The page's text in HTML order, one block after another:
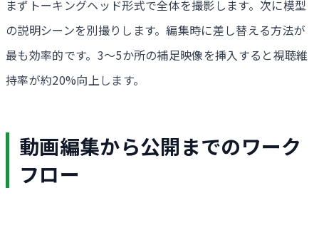
まずトーキングヘッド形式で全体を撮影します。次に模型
の説明シーンを別撮りします。編集時に差し替える方法が
最も効率的です。3〜5か所の補足映像を挿入すると視聴維
持率が約20%向上します。
動画編集から公開までのワーク
フロー